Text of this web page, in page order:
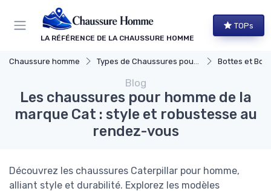
LA RÉFÉRENCE DE LA CHAUSSURE HOMME
TOPs
Chaussure homme Types de Chaussures pour Hommes Bottes et
Blog
Les chaussures pour homme de la
marque Cat : style et robustesse au
rendez-vous
Découvrez les chaussures Caterpillar pour homme,
alliant style et durabilité. Explorez les modèles
Panneau de gestion des cookies